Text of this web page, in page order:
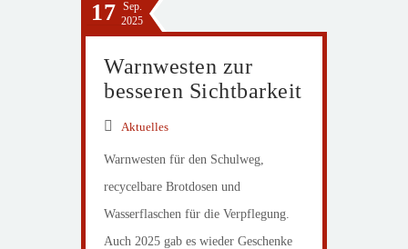
17 Sep.
2025
Warnwesten zur
besseren Sichtbarkeit
Aktuelles
Warnwesten für den Schulweg,
recycelbare Brotdosen und
Wasserflaschen für die Verpflegung.
Auch 2025 gab es wieder Geschenke